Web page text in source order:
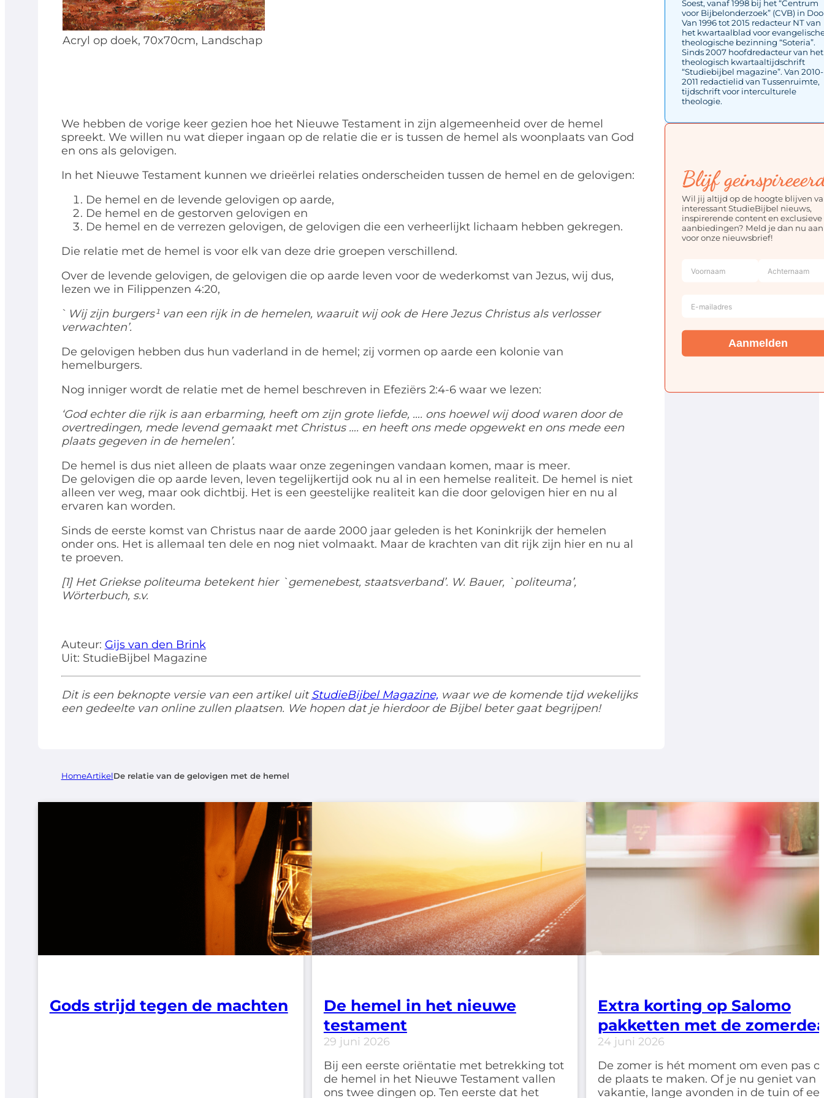
Acryl op doek, 70x70cm, Landschap
We hebben de vorige keer gezien hoe het Nieuwe Testament in zijn algemeenheid over de hemel
spreekt. We willen nu wat dieper ingaan op de relatie die er is tussen de hemel als woonplaats van God
en ons als gelovigen.
In het Nieuwe Testament kunnen we drieërlei relaties onderscheiden tussen de hemel en de gelovigen:
De hemel en de levende gelovigen op aarde,
De hemel en de gestorven gelovigen en
De hemel en de verrezen gelovigen, de gelovigen die een verheerlijkt lichaam hebben gekregen.
Die relatie met de hemel is voor elk van deze drie groepen verschillend.
Over de levende gelovigen, de gelovigen die op aarde leven voor de wederkomst van Jezus, wij dus,
lezen we in Filippenzen 4:20,
` Wij zijn burgers¹ van een rijk in de hemelen, waaruit wij ook de Here Jezus Christus als verlosser
verwachten’.
De gelovigen hebben dus hun vaderland in de hemel; zij vormen op aarde een kolonie van
hemelburgers.
Nog inniger wordt de relatie met de hemel beschreven in Efeziërs 2:4-6 waar we lezen:
‘God echter die rijk is aan erbarming, heeft om zijn grote liefde, …. ons hoewel wij dood waren door de
overtredingen, mede levend gemaakt met Christus …. en heeft ons mede opgewekt en ons mede een
plaats gegeven in de hemelen’.
De hemel is dus niet alleen de plaats waar onze zegeningen vandaan komen, maar is meer.
De gelovigen die op aarde leven, leven tegelijkertijd ook nu al in een hemelse realiteit. De hemel is niet
alleen ver weg, maar ook dichtbij. Het is een geestelijke realiteit kan die door gelovigen hier en nu al
ervaren kan worden.
Sinds de eerste komst van Christus naar de aarde 2000 jaar geleden is het Koninkrijk der hemelen
onder ons. Het is allemaal ten dele en nog niet volmaakt. Maar de krachten van dit rijk zijn hier en nu al
te proeven.
[1] Het Griekse politeuma betekent hier `gemenebest, staatsverband’. W. Bauer, `politeuma’,
Wörterbuch, s.v.
Auteur: Gijs van den Brink
Uit: StudieBijbel Magazine
Dit is een beknopte versie van een artikel uitStudieBijbel Magazine, waar we de komende tijd wekelijks
een gedeelte van online zullen plaatsen. We hopen dat je hierdoor de Bijbel beter gaat begrijpen!
Soest, vanaf 1998 bij het “Centrum
voor Bijbelonderzoek” (CVB) in
Van 1996 tot 2015 redacteur NT van
het kwartaalblad voor
theologische bezinning “Soteria”.
Sinds 2007 hoofdredacteur van het
theologisch kwartaaltijdschrift
“Studiebijbel magazine”. Van 2010-
2011 redactielid van Tussenruimte,
tijdschrift voor interculturele
theologie.
Blijf
Wil jij altijd op de hoogte blijven
interessant StudieBijbel nieuws,
inspirerende content en exclusieve
aanbiedingen? Meld je dan nu aan
voor onze nieuwsbrief!
Aanmelden
HomeArtikelDe relatie van de gelovigen met de hemel
Gods strijd tegen de machten
De hemel in het nieuwe
testament
29 juni 2026
Bij een eerste oriëntatie met betrekking tot
de hemel in het Nieuwe Testament vallen
ons twee dingen op. Ten eerste dat het
Extra korting op Salomo
pakketten met de
24 juni 2026
De zomer is hét moment om even pas
de plaats te maken. Of je nu geniet van
vakantie, lange avonden in de tuin of